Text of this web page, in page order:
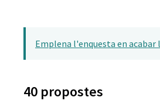
Emplena l'enquesta en acabar
40 propostes